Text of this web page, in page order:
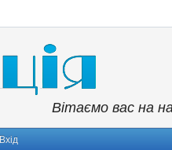
Вітаємо вас на
Вхід